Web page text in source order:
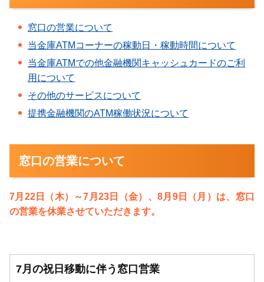
窓口の営業について
当金庫ATMコーナーの稼動日・稼動時間について
当金庫ATMでの他金融機関キャッシュカードのご利
用について
その他のサービスについて
提携金融機関のATM稼働状況について
窓口の営業について
7月22日（木）～7月23日（金）、8月9日（月）は、窓口
の営業を休業させていただきます。
7月の祝日移動に伴う窓口営業